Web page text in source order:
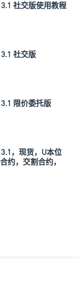
社交版使用教程
社交版
限价委托版
，现货，U本位
约，交割合约，